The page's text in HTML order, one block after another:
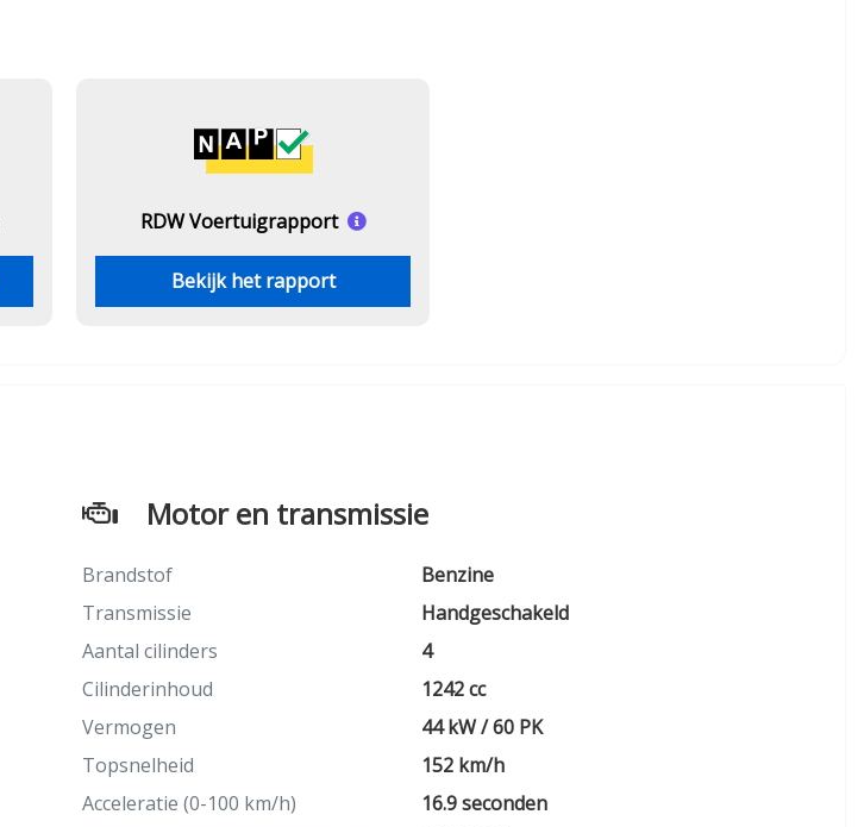
RDW Voertuigrapport
Bekijk het rapport
Motor en transmissie
Brandstof
Benzine
Transmissie
Handgeschakeld
Aantal cilinders
4
Cilinderinhoud
1242 cc
Vermogen
44 kW / 60 PK
Topsnelheid
152 km/h
Acceleratie (0-100 km/h)
16.9 seconden